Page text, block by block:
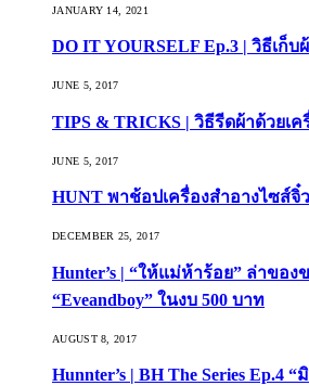
JANUARY 14, 2021
DO IT YOURSELF Ep.3 | วิธีเก็บ
JUNE 5, 2017
TIPS & TRICKS | วิธีรีดผ้าด้วยเ
JUNE 5, 2017
HUNT พาช้อปเครื่องสำอางไซส์จิ๋
DECEMBER 25, 2017
Hunter’s | “ให้แม่ห้าร้อย” ล่าขอ
“Eveandboy” ในงบ 500 บาท
AUGUST 8, 2017
Hunnter’s | BH The Series